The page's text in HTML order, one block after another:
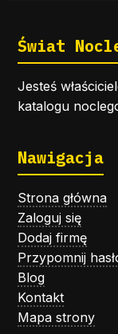
Świat
Jesteś
katalogu
Nawigacja
Strona główna
Zaloguj się
Dodaj firmę
Przypomnij
Blog
Kontakt
Mapa strony